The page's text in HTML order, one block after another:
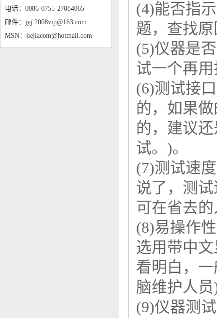
电话：0086-0755-27884065
邮件：jyj.2008vip@163.com
MSN：jiejiacom@hotmail.com
(4)能否指
题，查找
(5)仪器是
试一个再
(6)测试接
的，如果
的，建议
试。)。
(7)测试速
说了，测
可在省去
(8)易操作
选用带中
看明白，
脑维护人
(9)仪器测